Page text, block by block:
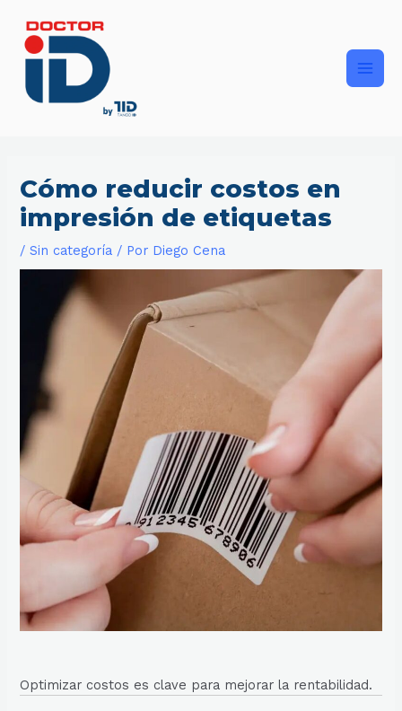
contenido
Cómo reducir costos en
impresión de etiquetas
/Sin categoría / Por Diego Cena
Optimizar costos es clave para mejorar la rentabilidad.